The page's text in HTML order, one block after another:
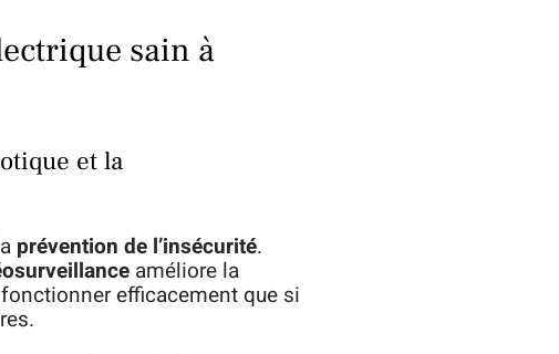
sain à
et la
prévention de l’insécurité.
améliore la
efficacement que si